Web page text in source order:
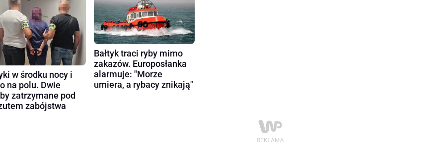
w środku nocy i
na polu. Dwie
zatrzymane pod
zabójstwa
Bałtyk traci ryby mimo
zakazów. Europosłanka
alarmuje: "Morze
umiera, a rybacy znikają"